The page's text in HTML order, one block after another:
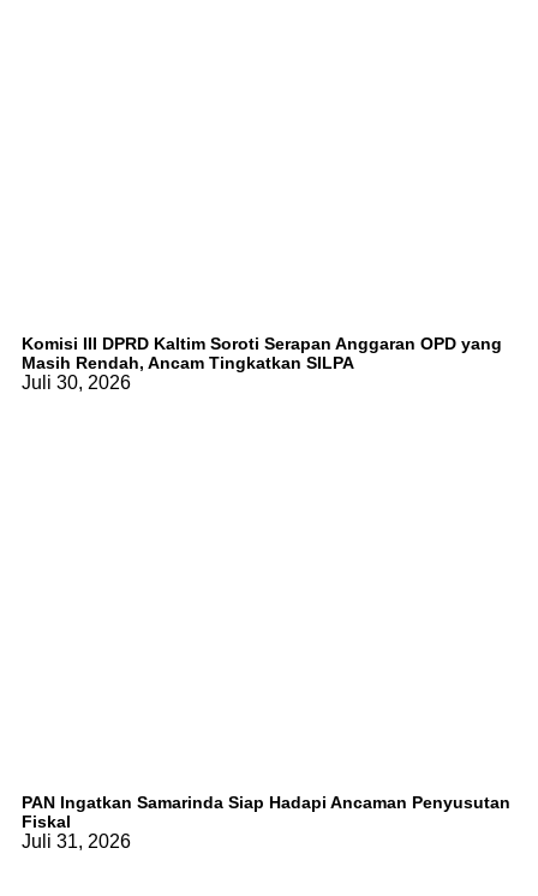
Komisi III DPRD Kaltim Soroti Serapan Anggaran OPD yang
Masih Rendah, Ancam Tingkatkan SILPA
Juli 30, 2026
PAN Ingatkan Samarinda Siap Hadapi Ancaman Penyusutan
Fiskal
Juli 31, 2026